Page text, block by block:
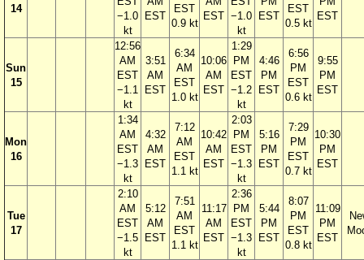
14
−1.0
kt
EST
EST
0.9 kt
EST −1.0
kt
EST
EST
0.5 kt
EST
Sun
15
12:56
AM
EST
−1.1
kt
3:51
AM
EST
6:34
AM
EST
1.0 kt
10:06
AM
EST
1:29
PM
EST
−1.2
kt
4:46
PM
EST
6:56
PM
EST
0.6 kt
9:55
PM
EST
Mon
16
1:34
AM
EST
−1.3
kt
4:32
AM
EST
7:12
AM
EST
1.1 kt
10:42
AM
EST
2:03
PM
EST
−1.3
kt
5:16
PM
EST
7:29
PM
EST
0.7 kt
10:30
PM
EST
Tue
17
2:10
AM
EST
−1.5
kt
5:12
AM
EST
7:51
AM
EST
1.1 kt
11:17
AM
EST
2:36
PM
EST
−1.3
kt
5:44
PM
EST
8:07
PM
EST
0.8 kt
11:09
PM
EST